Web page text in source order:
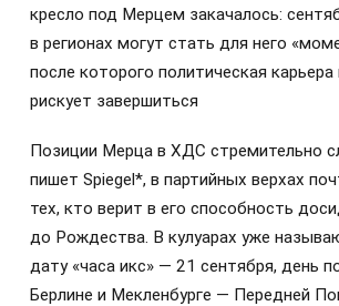
кресло под Мерцем закачалось:
в регионах могут стать для него
после которого политическая карьера
рискует завершиться
Позиции Мерца в ХДС стремительно
пишет Spiegel*, в партийных верхах
тех, кто верит в его способность
до Рождества. В кулуарах уже
дату «часа икс» — 21 сентября, день
Берлине и Мекленбурге — Передней